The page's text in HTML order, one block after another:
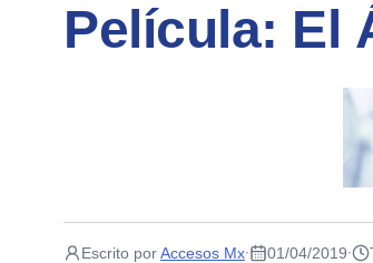
Película: El
Escrito porAccesos Mx· 01/04/2019·